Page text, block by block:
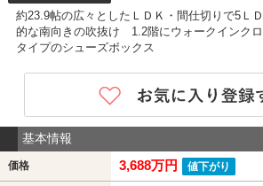
約23.9帖の広々としたＬＤＫ・間仕切りで5Ｌ
的な南向きの吹抜け 1.2階にウォークインク
タイプのシューズボックス
基本情報
価格 3,688万円 値下がり